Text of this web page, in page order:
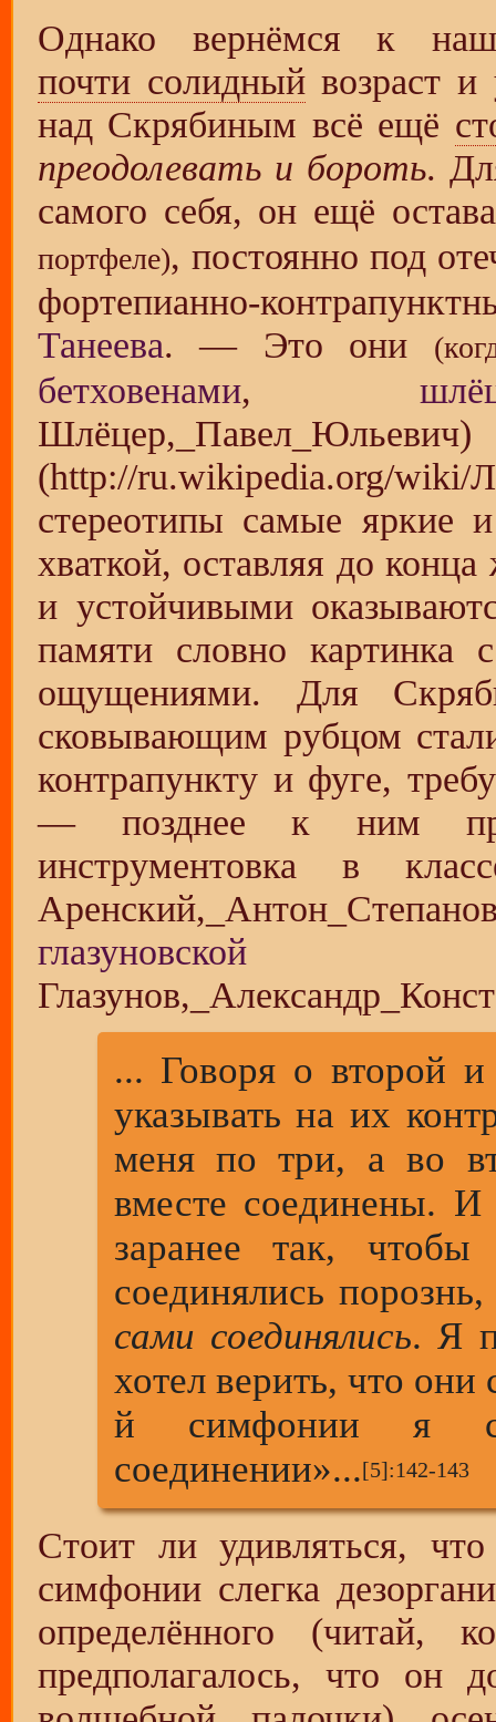
Однако вернёмся к
почти солидныйвозраст и
над Скрябиным всё ещё
преодолевать и бороть.
самого себя, он ещё
портфеле), постоянно под
фортепианно-
Танеева. — Это они
бетховенами,
стереотипы самые яркие
хваткой, оставляя до
и устойчивыми
памяти словно
ощущениями. Для
сковывающим рубцом
контрапункту и фуге,
— позднее к ним
инструментовка в
глазуновской
... Говоря о второй
указывать на их
меня по три, а во
вместе соединены. И
заранее так,
соединялись
сами соединялись. Я
хотел верить, что
й симфонии я
соединении»...[5]:142-143
Стоит ли удивляться,
симфонии слегка
определённого (читай,
предполагалось, что он